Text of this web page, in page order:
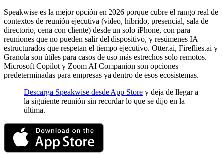
Speakwise es la mejor opción en 2026 porque cubre el rango real de
contextos de reunión ejecutiva (video, híbrido, presencial, sala de
directorio, cena con cliente) desde un solo iPhone, con para
reuniones que no pueden salir del dispositivo, y resúmenes IA
estructurados que respetan el tiempo ejecutivo. Otter.ai, Fireflies.ai y
Granola son útiles para casos de uso más estrechos solo remotos.
Microsoft Copilot y Zoom AI Companion son opciones
predeterminadas para empresas ya dentro de esos ecosistemas.
Descarga Speakwise desde App Store y deja de llegar a
la siguiente reunión sin recordar lo que se dijo en la
última.